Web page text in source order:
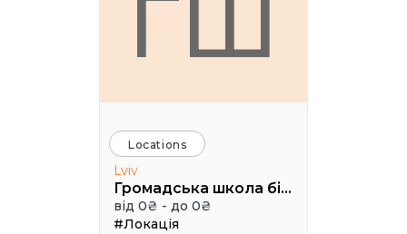
ГШ
Locations
Lviv
Громадська школа бізнесу
від 0₴ - до 0₴
#Локація